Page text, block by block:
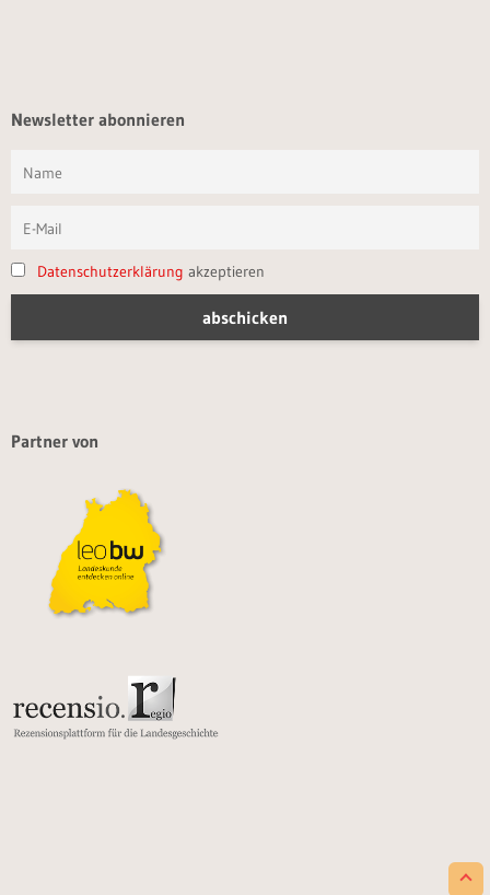
Newsletter abonnieren
Datenschutzerklärung akzeptieren
Partner von